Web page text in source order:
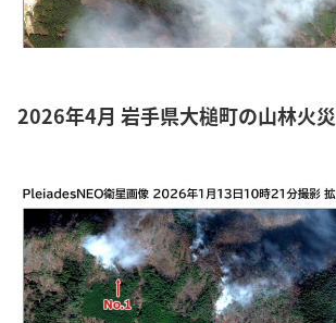
2026年4月 岩手県大槌町の山林火災